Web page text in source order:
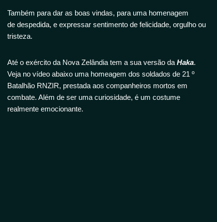
Também para dar as boas vindas, para uma homenagem
de despedida, e expressar sentimento de felicidade, orgulho ou
tristeza.
Até o exército da Nova Zelândia tem a sua versão da Haka.
Veja no vídeo abaixo uma homeagem dos soldados de 21 º
Batalhão RNZIR, prestada aos companheiros mortos em
combate. Além de ser uma curiosidade, é um costume
realmente emocionante.